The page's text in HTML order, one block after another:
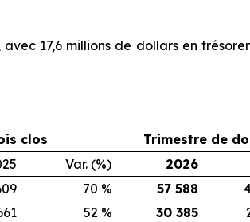
17,6 millions de dollars en
clos
Trimestre de
Var. (%) 2026
70 % 57 588
52 % 30 385